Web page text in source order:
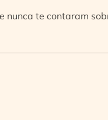
nunca te contaram